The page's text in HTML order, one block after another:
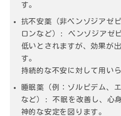
す。
抗不安薬（非ベンゾジアゼ
ロンなど）:
ベンゾジアゼ
低いとされますが、効果が
す。
持続的な不安に対して用い
睡眠薬（例：ゾルピデム、
など）:
不眠を改善し、心
神的な安定を図ります。